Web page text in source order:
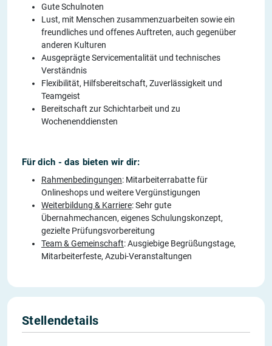
Gute Schulnoten
Lust, mit Menschen zusammenzuarbeiten sowie ein
freundliches und offenes Auftreten, auch gegenüber
anderen Kulturen
Ausgeprägte Servicementalität und technisches
Verständnis
Flexibilität, Hilfsbereitschaft, Zuverlässigkeit und
Teamgeist
Bereitschaft zur Schichtarbeit und zu
Wochenenddiensten
Für dich - das bieten wir dir:
Rahmenbedingungen: Mitarbeiterrabatte für
Onlineshops und weitere Vergünstigungen
Weiterbildung & Karriere: Sehr gute
Übernahmechancen, eigenes Schulungskonzept,
gezielte Prüfungsvorbereitung
Team & Gemeinschaft: Ausgiebige Begrüßungstage,
Mitarbeiterfeste, Azubi-Veranstaltungen
Stellendetails